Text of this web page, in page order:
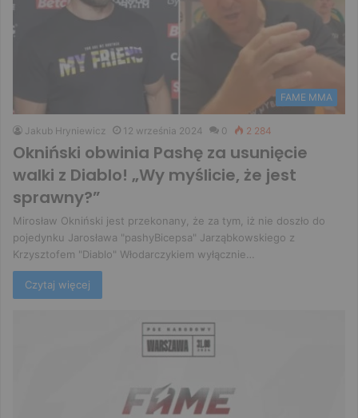
FAME MMA
Jakub Hryniewicz 12 września 2024 0 2 284
Okniński obwinia Pashę za usunięcie
walki z Diablo! „Wy myślicie, że jest
sprawny?”
Mirosław Okniński jest przekonany, że za tym, iż nie doszło do
pojedynku Jarosława "pashyBicepsa" Jarząbkowskiego z
Krzysztofem "Diablo" Włodarczykiem wyłącznie…
Czytaj więcej